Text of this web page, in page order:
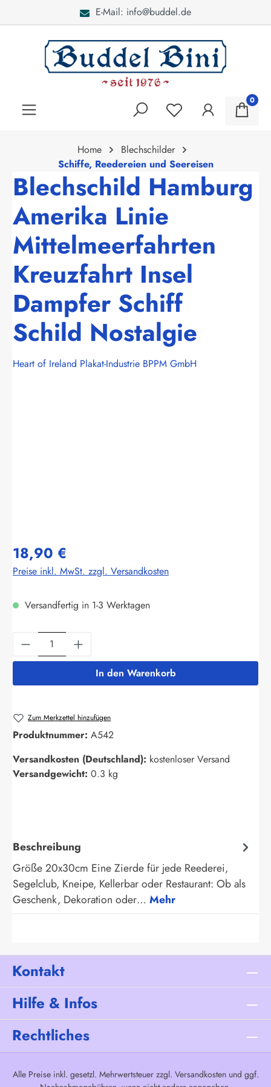
E-Mail: info@buddel.de
0
Home
Blechschilder
Schiffe, Reedereien und Seereisen
Blechschild Hamburg
Amerika Linie
Mittelmeerfahrten
Kreuzfahrt Insel
Dampfer Schiff
Schild Nostalgie
Heart of Ireland Plakat-Industrie BPPM GmbH
18,90 €
Preise inkl. MwSt. zzgl. Versandkosten
Versandfertig in 1-3 Werktagen
Produkt Anzahl: Gib den gewünschten
In den Warenkorb
Zum Merkzettel hinzufügen
Produktnummer: A542
Versandkosten (Deutschland): kostenloser Versand
Versandgewicht: 0.3 kg
Beschreibung
Größe 20x30cm Eine Zierde für jede Reederei,
Segelclub, Kneipe, Kellerbar oder Restaurant: Ob als
Geschenk, Dekoration oder… Mehr
Kontakt
Hilfe & Infos
Rechtliches
Alle Preise inkl. gesetzl. Mehrwertsteuer zzgl. Versandkostenund ggf.